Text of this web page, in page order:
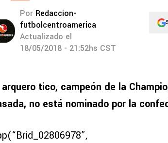
Por Redaccion-
futbolcentroamerica
Actualizado el
18/05/2018 - 21:52hs CST
arquero tico, campeón de la
no está nominado por la